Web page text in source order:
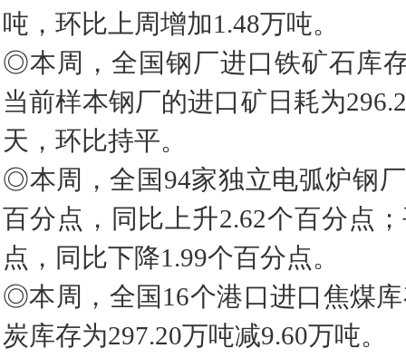
吨，环比上周增加1.48万吨。
◎本周，全国钢厂进口铁矿石库
当前样本钢厂的进口矿日耗为
天，环比持平。
◎本周，全国94家独立电弧炉钢
百分点，同比上升2.62个百分点
点，同比下降1.99个百分点。
◎本周，全国16个港口进口焦煤
炭库存为297.20万吨减9.60万吨。